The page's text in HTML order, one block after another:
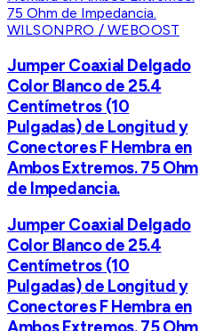
WILSONPRO / WEBOOST
Jumper Coaxial Delgado
Color Blanco de 25.4
Centímetros (10
Pulgadas) de Longitud y
Conectores F Hembra en
Ambos Extremos. 75 Ohm
de Impedancia.
Jumper Coaxial Delgado
Color Blanco de 25.4
Centímetros (10
Pulgadas) de Longitud y
Conectores F Hembra en